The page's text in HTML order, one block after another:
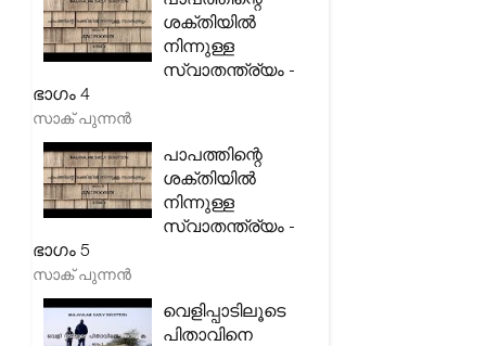
ശക്തിയിൽ
നിന്നുള്ള
സ്വാതന്ത്ര്യം -
ഭാഗം 4
സാക് പുന്നൻ
പാപത്തിന്റെ
ശക്തിയിൽ
നിന്നുള്ള
സ്വാതന്ത്ര്യം -
ഭാഗം 5
സാക് പുന്നൻ
വെളിപ്പാടിലൂടെ
പിതാവിനെ